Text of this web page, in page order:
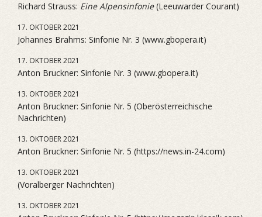
Richard Strauss: Eine Alpensinfonie(Leeuwarder Courant)
17. OKTOBER 2021
Johannes Brahms: Sinfonie Nr. 3 (www.gbopera.it)
17. OKTOBER 2021
Anton Bruckner: Sinfonie Nr. 3 (www.gbopera.it)
13. OKTOBER 2021
Anton Bruckner: Sinfonie Nr. 5 (Oberösterreichische
Nachrichten)
13. OKTOBER 2021
Anton Bruckner: Sinfonie Nr. 5 (https://news.in-24.com)
13. OKTOBER 2021
(Voralberger Nachrichten)
13. OKTOBER 2021